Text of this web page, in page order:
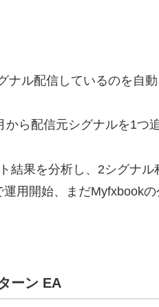
ナル配信しているのを自動
ら配信元シグナルを1つ
結果を分析し、2シグ
用開始、まだMyfxbookの
ーン EA